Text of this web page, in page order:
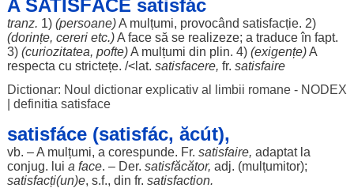
A SATISFÁCE satisfác
tranz. 1)(persoane)A mulțumi, provocând satisfacție. 2)
(dorințe, cererietc.)A facesă se realizeze; a traduceîn fapt.
3) (curiozitatea, pofte)A mulțumi din plin. 4) (exigențe)A
respecta cu strictețe. /<lat. satisfacere, fr. satisfaire
Dictionar: Noul dictionar explicativ al limbii romane - NODEX
definitia satisface
satisfáce (satisfác, ăcút),
vb. – A mulțumi, a corespunde. Fr. satisfaire, adaptatla
conjug. lui a face. – Der. satisfăcător, adj. (mulțumitor);
satisfacți(un)e, s.f., din fr. satisfaction.